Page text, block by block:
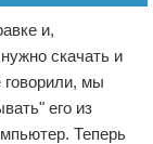
и,
скачать и
говорили, мы
его из
Теперь